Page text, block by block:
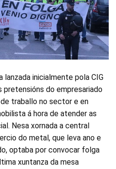
inicialmente pola CIG
pretensións do empresariado
traballo no sector e en
á hora de atender as
Nesa xornada a central
do metal, que leva ano e
optaba por convocar folga
xuntanza da mesa